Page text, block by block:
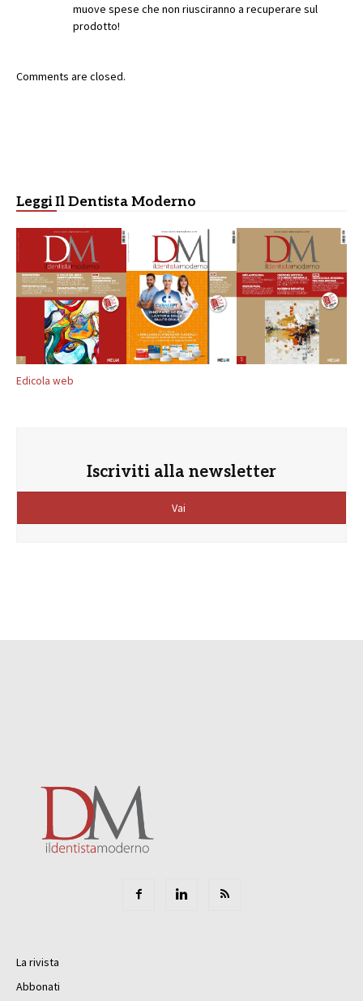
muove spese che non riusciranno a recuperare sul
prodotto!
Comments are closed.
Leggi Il Dentista Moderno
Edicola web
Iscriviti alla newsletter
Vai
La rivista
Abbonati